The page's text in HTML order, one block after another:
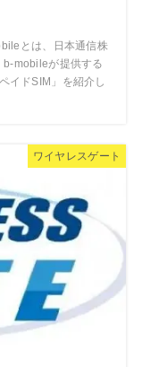
とは、日本通信株
b-mobileが提供する
イドSIM」を紹介し
ワイヤレスゲート